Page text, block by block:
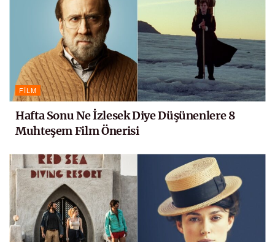
FILM
Hafta Sonu Ne İzlesek Diye Düşünenlere 8
Muhteşem Film Önerisi